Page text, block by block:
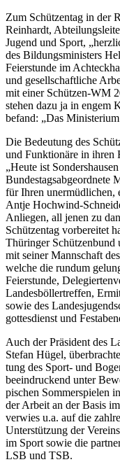
Zum Schützentag in der
Reinhardt,
Jugend und Sport,
des Bildungs­ministers
Feier­stunde im
und gesell­schaft­liche
mit einer Schützen-WM
stehen dazu ja in engem
befand: „Das
Die Bedeutung des
und Funktionäre in ihren
„Heute ist
Bundestags­abge­ord­nete
für Ihren uner­müd­lichen,
Antje Hochwind-
Anliegen, all jenen zu
Schützen­tag vorbe­reitet
Thüringer Schützen­bund
mit seiner Mann­schaft
welche die rundum
Feier­stunde,
Landes­böller­treffen,
sowie des
gottes­dienst und
Auch der Präsident des
Stefan Hügel,
tung des Sport- und
beein­druckend unter
pischen Sommer­spielen
der Arbeit an der Basis
verwies u.a. auf die
Unter­stützung der
im Sport sowie die
LSB und TSB.